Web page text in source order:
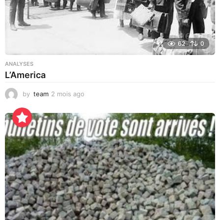
62 0
ANALYSES
L’America
by team 2 mois ago
u
r
s
a
g
o